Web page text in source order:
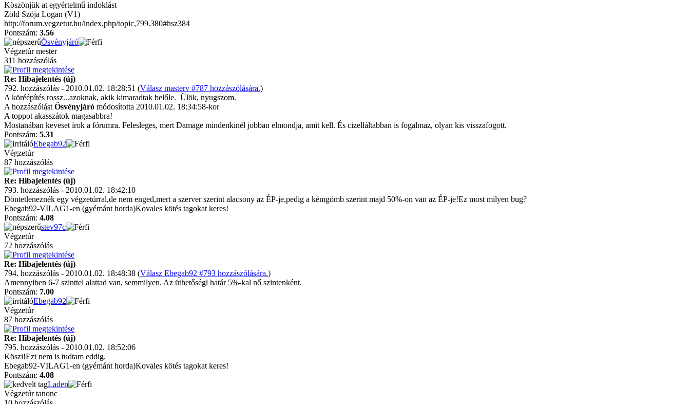
Köszönjük at egyértelmű indoklást
Zöld Szója Logan (V1)
http://forum.vegzetur.hu/index.php/topic,799.380#hsz384
Pontszám: 3.56
Ösvényjáró
Végzetúr mester
311 hozzászólás
Re: Hibajelentés (új)
792. hozzászólás - 2010.01.02. 18:28:51 (Válasz masterv #787 hozzászólására.)
A köréépítés rossz...azoknak, akik kimaradtak belőle. Ülök, nyugszom.
A hozzászólást Ösvényjáró módosította 2010.01.02. 18:34:58-kor
A toppot akasszátok magasabbra!
Mostanában keveset írok a fórumra. Felesleges, mert Damage mindenkinél jobban elmondja, amit kell. És cizelláltabban is fogalmaz, olyan kis visszafogott.
Pontszám: 5.31
Ebegab92
Végzetúr
87 hozzászólás
Re: Hibajelentés (új)
793. hozzászólás - 2010.01.02. 18:42:10
Döntetleneznék egy végzetúrral,de nem enged,mert a szerver szerint alacsony az ÉP-je,pedig a kémgömb szerint majd 50%-on van az ÉP-je!Ez most milyen bug?
Ebegab92-VILAG1-en (gyémánt horda)Kovales kötés tagokat keres!
Pontszám: 4.08
stev97c
Végzetúr
72 hozzászólás
Re: Hibajelentés (új)
794. hozzászólás - 2010.01.02. 18:48:38 (Válasz Ebegab92 #793 hozzászólására.)
Amennyiben 6-7 szinttel alattad van, semmilyen. Az üthetőségi határ 5%-kal nő szintenként.
Pontszám: 7.00
Ebegab92
Végzetúr
87 hozzászólás
Re: Hibajelentés (új)
795. hozzászólás - 2010.01.02. 18:52:06
Köszi!Ezt nem is tudtam eddig.
Ebegab92-VILAG1-en (gyémánt horda)Kovales kötés tagokat keres!
Pontszám: 4.08
Laden
Végzetúr tanonc